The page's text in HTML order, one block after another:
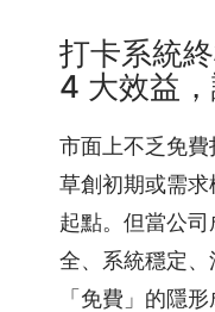
打卡系統
4 大效益
市面上不乏免
草創初期或需
起點。但當公
全、系統穩定、
「免費」的隱